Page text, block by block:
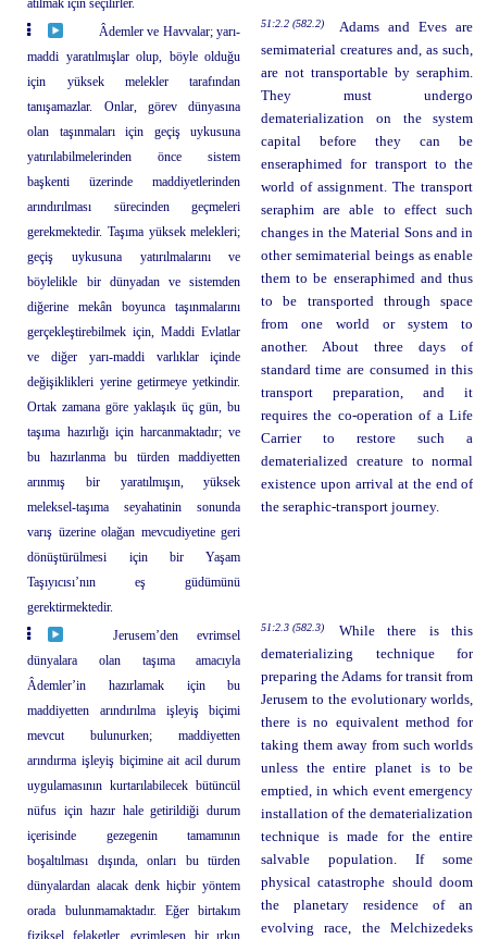
atılmak için seçilirler.
Âdemler ve Havvalar; yarı-
maddi yaratılmışlar olup, böyle olduğu
için yüksek melekler tarafından
tanışamazlar. Onlar, görev dünyasına
olan taşınmaları için geçiş uykusuna
yatırılabilmelerinden önce sistem
başkenti üzerinde maddiyetlerinden
arındırılması sürecinden geçmeleri
gerekmektedir. Taşıma yüksek melekleri;
geçiş uykusuna yatırılmalarını ve
böylelikle bir dünyadan ve sistemden
diğerine mekân boyunca taşınmalarını
gerçekleştirebilmek için, Maddi Evlatlar
ve diğer yarı-maddi varlıklar içinde
değişiklikleri yerine getirmeye yetkindir.
Ortak zamana göre yaklaşık üç gün, bu
taşıma hazırlığı için harcanmaktadır; ve
bu hazırlanma bu türden maddiyetten
arınmış bir yaratılmışın, yüksek
meleksel-taşıma seyahatinin sonunda
varış üzerine olağan mevcudiyetine geri
dönüştürülmesi için bir Yaşam
Taşıyıcısı’nın eş güdümünü
gerektirmektedir.
51:2.2 (582.2)
Adams and Eves are
semimaterial creatures and, as such,
are not transportable by seraphim.
They must undergo
dematerialization on the system
capital before they can be
enseraphimed for transport to the
world of assignment. The transport
seraphim are able to effect such
changes in the Material Sons and in
other semimaterial beings as enable
them to be enseraphimed and thus
to be transported through space
from one world or system to
another. About three days of
standard time are consumed in this
transport preparation, and it
requires the co-operation of a Life
Carrier to restore such a
dematerialized creature to normal
existence upon arrival at the end of
the seraphic-transport journey.
Jerusem’den evrimsel
dünyalara olan taşıma amacıyla
Âdemler’in hazırlamak için bu
maddiyetten arındırılma işleyiş biçimi
mevcut bulunurken; maddiyetten
arındırma işleyiş biçimine ait acil durum
uygulamasının kurtarılabilecek bütüncül
nüfus için hazır hale getirildiği durum
içerisinde gezegenin tamamının
boşaltılması dışında, onları bu türden
dünyalardan alacak denk hiçbir yöntem
orada bulunmamaktadır. Eğer birtakım
51:2.3 (582.3)
While there is this
dematerializing technique for
preparing the Adams for transit from
Jerusem to the evolutionary worlds,
there is no equivalent method for
taking them away from such worlds
unless the entire planet is to be
emptied, in which event emergency
installation of the dematerialization
technique is made for the entire
salvable population. If some
physical catastrophe should doom
the planetary residence of an
evolving race, the Melchizedeks